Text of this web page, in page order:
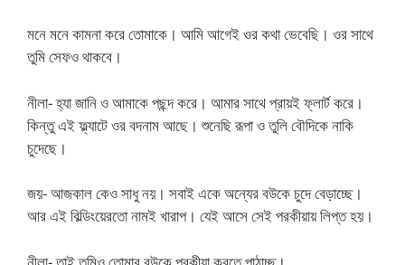
মনে মনে কামনা করে তোমাকে। আমি আগেই ওর কথা ভেবেছি। ওর সাথে
তুমি সেফও থাকবে।
নীলা- হ্যা জানি ও আমাকে পছন্দ করে। আমার সাথে প্রায়ই ফ্লার্ট করে।
কিন্তু এই ফ্ল্যাটে ওর বদনাম আছে। শুনেছি রূপা ও তুলি বৌদিকে নাকি
চুদেছে।
জয়- আজকাল কেও সাধু নয়। সবাই একে অন্যের বউকে চুদে বেড়াচ্ছে।
আর এই বিল্ডিংয়েরতো নামই খারাপ। যেই আসে সেই পরকীয়ায় লিপ্ত হয়।